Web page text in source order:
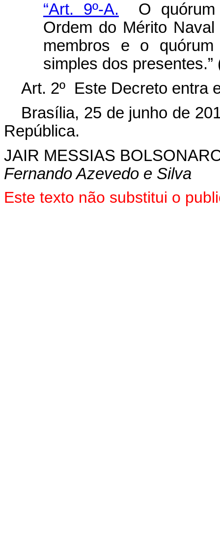
“Art. 9º-A. O quórum
Ordem do Mérito
membros e o
simples dos presentes.”
Art. 2º Este Decreto entra
Brasília, 25 de junho de
República.
JAIR MESSIAS
Fernando Azevedo e Silva
Este texto não substitui o